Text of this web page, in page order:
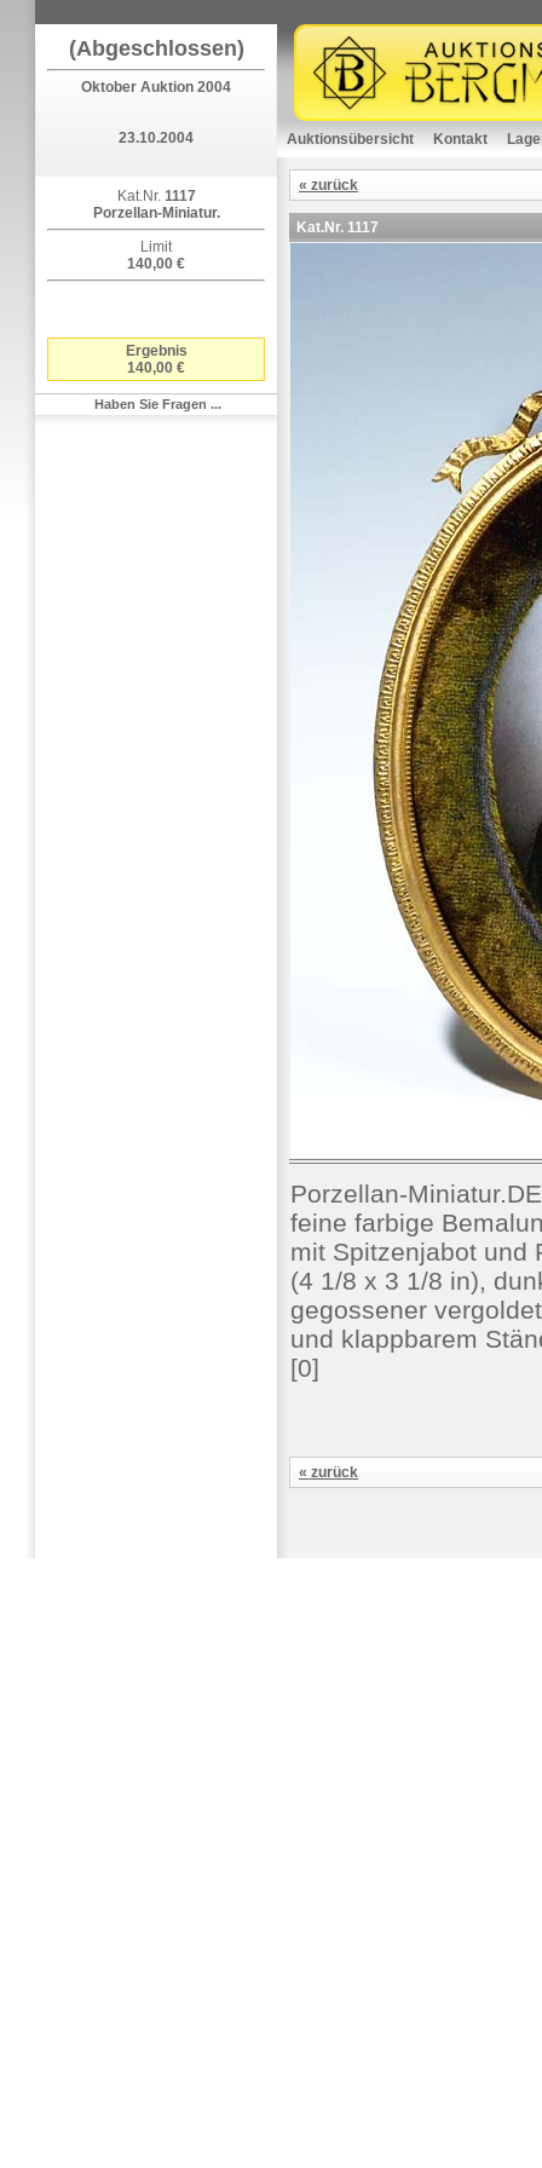
(Abgeschlossen)
Oktober Auktion 2004
23.10.2004
Kat.Nr. 1117
Porzellan-Miniatur.
Limit
140,00 €
Ergebnis
140,00 €
Haben Sie Fragen ...
Auktionsübersicht Kontakt
« zurück
Kat.Nr. 1117
Porzellan-
feine farbige
mit Spitzenjabot und
(4 1/8 x 3 1/8 in),
gegossener
und klappbarem
[0]
« zurück